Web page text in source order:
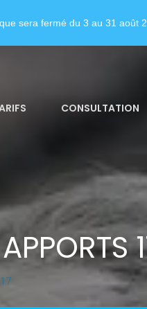
CONSULTATION
sera fermé du 3 au 31 août